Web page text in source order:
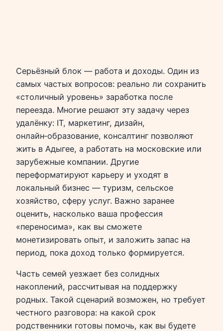
Серьёзный блок — работа и доходы. Один из
самых частых вопросов: реально ли сохранить
«столичный уровень» заработка после
переезда. Многие решают эту задачу через
удалёнку: IT, маркетинг, дизайн,
онлайн‑образование, консалтинг позволяют
жить в Адыгее, а работать на московские или
зарубежные компании. Другие
переформатируют карьеру и уходят в
локальный бизнес — туризм, сельское
хозяйство, сферу услуг. Важно заранее
оценить, насколько ваша профессия
«переносима», как вы сможете
монетизировать опыт, и заложить запас на
период, пока доход только формируется.
Часть семей уезжает без солидных
накоплений, рассчитывая на поддержку
родных. Такой сценарий возможен, но требует
честного разговора: на какой срок
родственники готовы помочь, как вы будете